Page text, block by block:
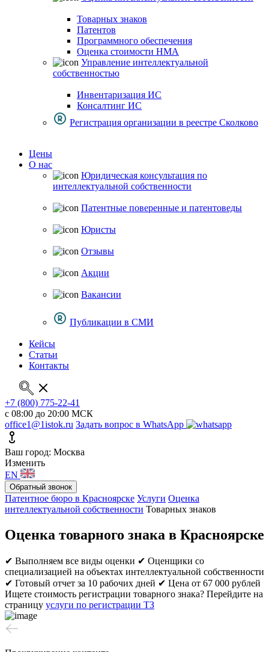
Товарных знаков
Патентов
Программного обеспечения
Оценка стоимости НМА
Управление интеллектуальной
собственностью
Инвентаризация ИС
Консалтинг ИС
Регистрация организации в реестре Сколково
Цены
О нас
Юридическая консультация по
интеллектуальной собственности
Патентные поверенные и патентоведы
Юристы
Отзывы
Акции
Вакансии
Публикации в СМИ
Кейсы
Статьи
Контакты
+7 (800) 775-22-41
с 08:00 до 20:00 МСК
office1@1istok.ru Задать вопрос в WhatsApp
Ваш город: Москва
Изменить
EN
Обратный звонок
Патентное бюро в Красноярске Услуги Оценка
интеллектуальной собственности Товарных знаков
Оценка товарного знака в Красноярске
✔ Выполняем все виды оценки ✔ Оценщики со
специализацией на объектах интеллектуальной собственности
✔ Готовый отчет за 10 рабочих дней ✔ Цена от 67 000 рублей
Ищете стоимость регистрации товарного знака? Перейдите на
страницу услуги по регистрации ТЗ